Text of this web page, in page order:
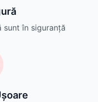
în siguranță